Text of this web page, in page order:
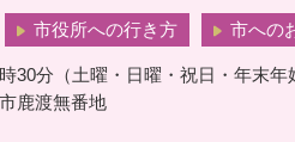
市役所への行き方 市への
30分（土曜・日曜・祝日・年末年
鹿渡無番地